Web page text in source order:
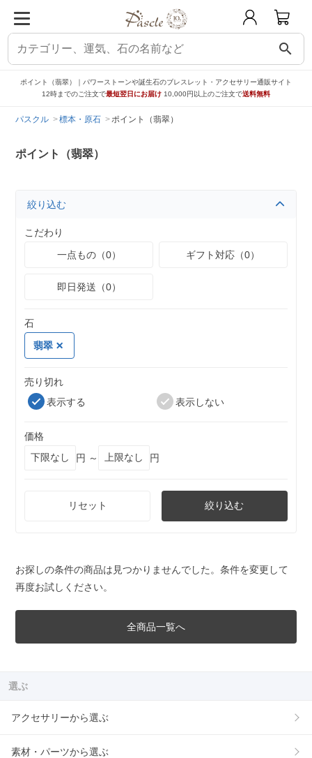
search
ポイント（翡翠）｜パワーストーンや誕生石のブレスレット・アクセサリー通販サイト
12時までのご注文で最短翌日にお届け 10,000円以上のご注文で送料無料
パスクル 標本・原石 ポイント（翡翠）
ポイント（翡翠）
絞り込む
こだわり
一点もの（0）
ギフト対応（0）
即日発送（0）
石
翡翠
売り切れ
表示する
表示しない
価格
円 ～
円
リセット 絞り込む
お探しの条件の商品は見つかりませんでした。条件を変更して
再度お試しください。
全商品一覧へ
選ぶ
アクセサリーから選ぶ
素材・パーツから選ぶ